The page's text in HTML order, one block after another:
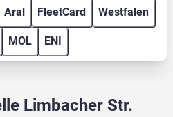
Aral FleetCard Westfalen
MOL ENI
Limbacher Str.